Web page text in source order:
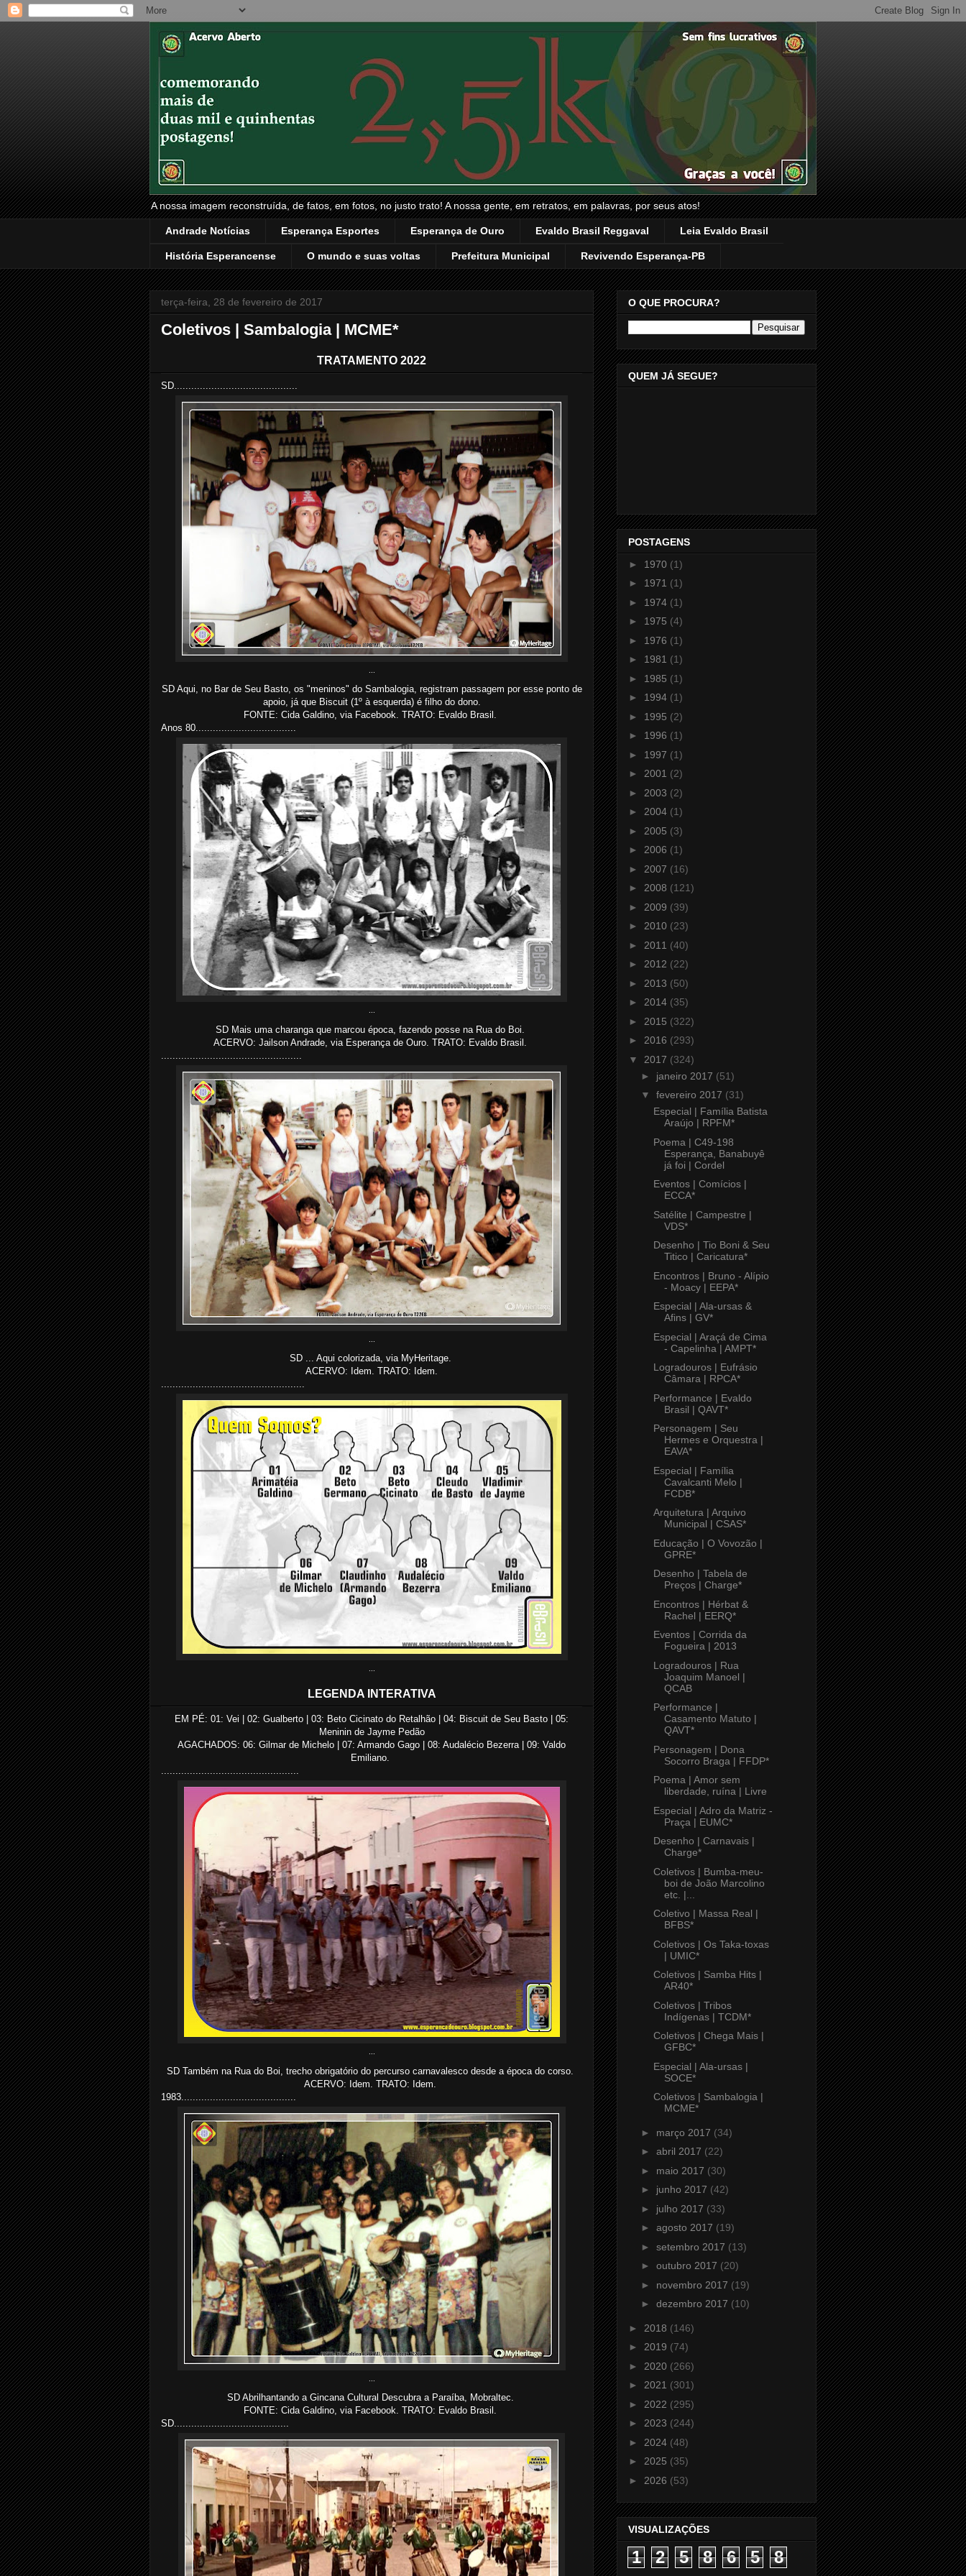
A nossa imagem reconstruída, de fatos, em fotos, no justo trato! A nossa gente, em retratos, em palavras, por seus atos!
Andrade Notícias Esperança Esportes Esperança de Ouro Evaldo Brasil Reggaval Leia Evaldo Brasil
História Esperancense O mundo e suas voltas Prefeitura Municipal Revivendo Esperança-PB
terça-feira, 28 de fevereiro de 2017
Coletivos | Sambalogia | MCME*
TRATAMENTO 2022
SD...........................................
SD Aqui, no Bar de Seu Basto, os "meninos" do Sambalogia, registram passagem por esse ponto de
apoio, já que Biscuit (1º à esquerda) é filho do dono.
FONTE: Cida Galdino, via Facebook. TRATO: Evaldo Brasil.
Anos 80...................................
...
SD Mais uma charanga que marcou época, fazendo posse na Rua do Boi.
ACERVO: Jailson Andrade, via Esperança de Ouro. TRATO: Evaldo Brasil.
SD ... Aqui colorizada, via MyHeritage.
ACERVO: Idem. TRATO: Idem.
..................................................
...
LEGENDA INTERATIVA
EM PÉ: 01: Vei | 02: Gualberto | 03: Beto Cicinato do Retalhão | 04: Biscuit de Seu Basto | 05:
Meninin de Jayme Pedão
AGACHADOS: 06: Gilmar de Michelo | 07: Armando Gago | 08: Audalécio Bezerra | 09: Valdo
Emiliano.
................................................
...
SD Também na Rua do Boi, trecho obrigatório do percurso carnavalesco desde a época do corso.
ACERVO: Idem. TRATO: Idem.
1983........................................
SD Abrilhantando a Gincana Cultural Descubra a Paraíba, Mobraltec.
FONTE: Cida Galdino, via Facebook. TRATO: Evaldo Brasil.
SD........................................
O QUE PROCURA?
QUEM JÁ SEGUE?
POSTAGENS
► 1970 (1)
► 1971 (1)
► 1974 (1)
► 1975 (4)
► 1976 (1)
► 1981 (1)
► 1985 (1)
► 1994 (1)
► 1995 (2)
► 1996 (1)
► 1997 (1)
► 2001 (2)
► 2003 (2)
► 2004 (1)
► 2005 (3)
► 2006 (1)
► 2007 (16)
► 2008 (121)
► 2009 (39)
► 2010 (23)
► 2011 (40)
► 2012 (22)
► 2013 (50)
► 2014 (35)
► 2015 (322)
► 2016 (293)
▼ 2017 (324)
► janeiro 2017 (51)
▼ fevereiro 2017 (31)
Especial | Família Batista
Araújo | RPFM*
Poema | C49-198
Esperança, Banabuyê
já foi | Cordel
Eventos | Comícios |
ECCA*
Satélite | Campestre |
VDS*
Desenho | Tio Boni & Seu
Titico | Caricatura*
Encontros | Bruno - Alípio
- Moacy | EEPA*
Especial | Ala-ursas &
Afins | GV*
Especial | Araçá de Cima
- Capelinha | AMPT*
Logradouros | Eufrásio
Câmara | RPCA*
Performance | Evaldo
Brasil | QAVT*
Personagem | Seu
Hermes e Orquestra |
EAVA*
Especial | Família
Cavalcanti Melo |
FCDB*
Arquitetura | Arquivo
Municipal | CSAS*
Educação | O Vovozão |
GPRE*
Desenho | Tabela de
Preços | Charge*
Encontros | Hérbat &
Rachel | EERQ*
Eventos | Corrida da
Fogueira | 2013
Logradouros | Rua
Joaquim Manoel |
QCAB
Performance |
Casamento Matuto |
QAVT*
Personagem | Dona
Socorro Braga | FFDP*
Poema | Amor sem
liberdade, ruína | Livre
Especial | Adro da Matriz -
Praça | EUMC*
Desenho | Carnavais |
Charge*
Coletivos | Bumba-meu-
boi de João Marcolino
etc. |...
Coletivo | Massa Real |
BFBS*
Coletivos | Os Taka-toxas
| UMIC*
Coletivos | Samba Hits |
AR40*
Coletivos | Tribos
Indígenas | TCDM*
Coletivos | Chega Mais |
GFBC*
Especial | Ala-ursas |
SOCE*
Coletivos | Sambalogia |
MCME*
► março 2017 (34)
► abril 2017 (22)
► maio 2017 (30)
► junho 2017 (42)
► julho 2017 (33)
► agosto 2017 (19)
► setembro 2017 (13)
► outubro 2017 (20)
► novembro 2017 (19)
► dezembro 2017 (10)
► 2018 (146)
► 2019 (74)
► 2020 (266)
► 2021 (301)
► 2022 (295)
► 2023 (244)
► 2024 (48)
► 2025 (35)
► 2026 (53)
VISUALIZAÇÕES
1 2 5 8 6 5 8